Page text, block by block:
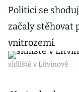
Politici se
začaly stěhovat
vnitrozemí.
sídliště v Litvínově